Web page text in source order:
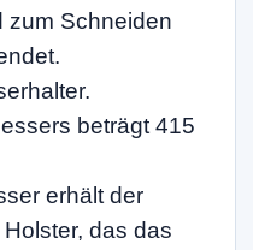
zum Schneiden
beträgt 415
erhält der
das das